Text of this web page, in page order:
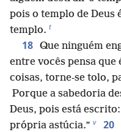
pois o templo de Deus
templo. t
18 Que ninguém
entre vocês pensa que
coisas, torne-se tolo,
Porque a sabedoria
Deus, pois está
própria astúcia.” v 20